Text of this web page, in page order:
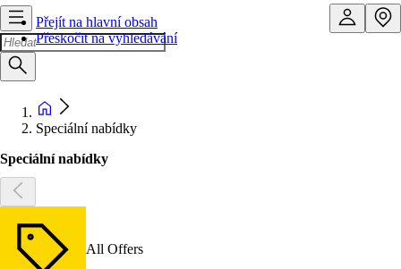
Přejít na hlavní obsah
Přeskočit na vyhledávání
Speciální nabídky
Speciální nabídky
All Offers